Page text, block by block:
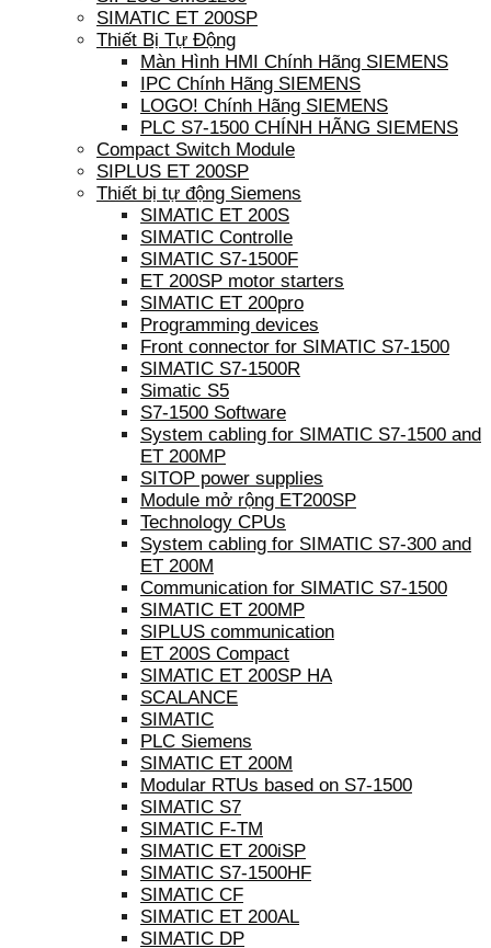
SIMATIC ET 200SP
Thiết Bị Tự Động
Màn Hình HMI Chính Hãng SIEMENS
IPC Chính Hãng SIEMENS
LOGO! Chính Hãng SIEMENS
PLC S7-1500 CHÍNH HÃNG SIEMENS
Compact Switch Module
SIPLUS ET 200SP
Thiết bị tự động Siemens
SIMATIC ET 200S
SIMATIC Controlle
SIMATIC S7-1500F
ET 200SP motor starters
SIMATIC ET 200pro
Programming devices
Front connector for SIMATIC S7-1500
SIMATIC S7-1500R
Simatic S5
S7-1500 Software
System cabling for SIMATIC S7-1500 and
ET 200MP
SITOP power supplies
Module mở rộng ET200SP
Technology CPUs
System cabling for SIMATIC S7-300 and
ET 200M
Communication for SIMATIC S7-1500
SIMATIC ET 200MP
SIPLUS communication
ET 200S Compact
SIMATIC ET 200SP HA
SCALANCE
SIMATIC
PLC Siemens
SIMATIC ET 200M
Modular RTUs based on S7-1500
SIMATIC S7
SIMATIC F-TM
SIMATIC ET 200iSP
SIMATIC S7-1500HF
SIMATIC CF
SIMATIC ET 200AL
SIMATIC DP